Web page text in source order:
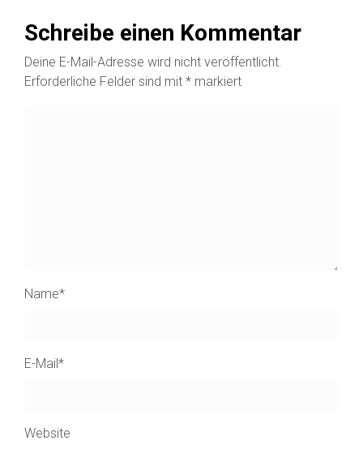
Schreibe einen Kommentar
Deine E-Mail-Adresse wird nicht veröffentlicht.
Erforderliche Felder sind mit * markiert
Name*
E-Mail*
Website